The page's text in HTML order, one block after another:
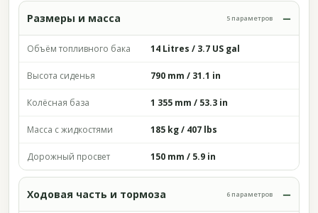
Размеры и масса 5 параметров
Объём топливного бака 14 Litres / 3.7 US gal
Высота сиденья 790 mm / 31.1 in
Колёсная база 1 355 mm / 53.3 in
Масса с жидкостями 185 kg / 407 lbs
Дорожный просвет 150 mm / 5.9 in
Ходовая часть и тормоза 6 параметров